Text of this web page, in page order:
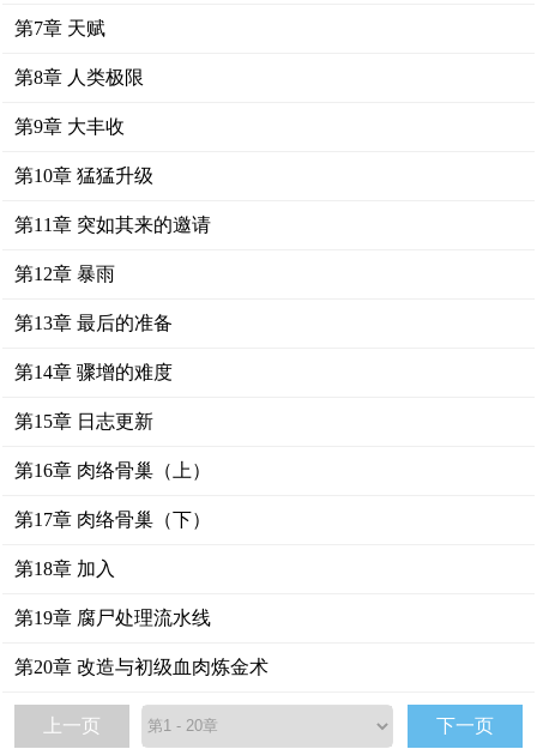
第7章 天赋
第8章 人类极限
第9章 大丰收
第10章 猛猛升级
第11章 突如其来的邀请
第12章 暴雨
第13章 最后的准备
第14章 骤增的难度
第15章 日志更新
第16章 肉络骨巢（上）
第17章 肉络骨巢（下）
第18章 加入
第19章 腐尸处理流水线
第20章 改造与初级血肉炼金术
上一页 下一页